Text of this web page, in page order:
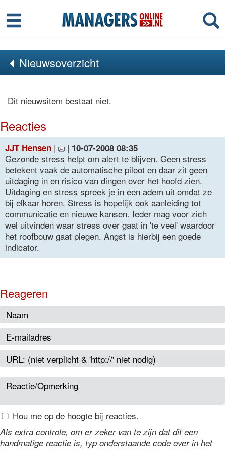
Menu
Nieuwsoverzicht
Dit nieuwsitem bestaat niet.
Reacties
JJT Hensen | | 10-07-2008 08:35
Gezonde stress helpt om alert te blijven. Geen stress
betekent vaak de automatische piloot en daar zit geen
uitdaging in en risico van dingen over het hoofd zien.
Uitdaging en stress spreek je in een adem uit omdat ze
bij elkaar horen. Stress is hopelijk ook aanleiding tot
communicatie en nieuwe kansen. Ieder mag voor zich
wel uitvinden waar stress over gaat in 'te veel' waardoor
het roofbouw gaat plegen. Angst is hierbij een goede
indicator.
Reageren
Hou me op de hoogte bij reacties.
Als extra controle, om er zeker van te zijn dat dit een
handmatige reactie is, typ onderstaande code over in het